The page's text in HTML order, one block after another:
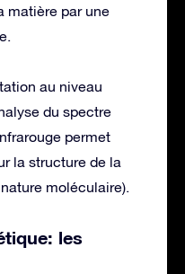
matière par une
au niveau
du spectre
permet
la structure de la
moléculaire).
les